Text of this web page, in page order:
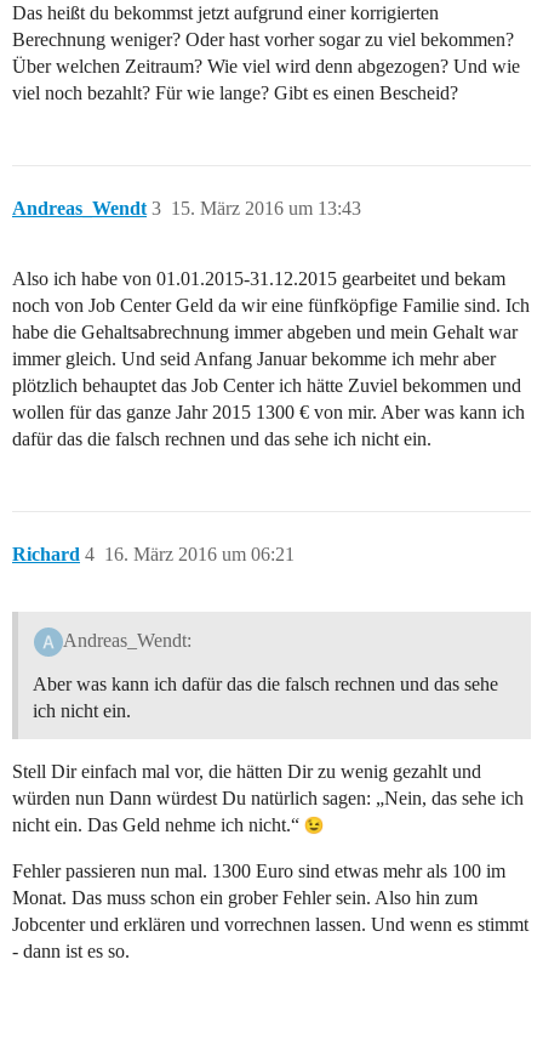
Das heißt du bekommst jetzt aufgrund einer korrigierten
Berechnung weniger? Oder hast vorher sogar zu viel bekommen?
Über welchen Zeitraum? Wie viel wird denn abgezogen? Und wie
viel noch bezahlt? Für wie lange? Gibt es einen Bescheid?
Andreas_Wendt 15. März 2016 um 13:43
3
Also ich habe von 01.01.2015-31.12.2015 gearbeitet und bekam
noch von Job Center Geld da wir eine fünfköpfige Familie sind. Ich
habe die Gehaltsabrechnung immer abgeben und mein Gehalt war
immer gleich. Und seid Anfang Januar bekomme ich mehr aber
plötzlich behauptet das Job Center ich hätte Zuviel bekommen und
wollen für das ganze Jahr 2015 1300 € von mir. Aber was kann ich
dafür das die falsch rechnen und das sehe ich nicht ein.
Richard 16. März 2016 um 06:21
4
Andreas_Wendt:
Aber was kann ich dafür das die falsch rechnen und das sehe
ich nicht ein.
Stell Dir einfach mal vor, die hätten Dir zu wenig gezahlt und
würden nun Dann würdest Du natürlich sagen: „Nein, das sehe ich
nicht ein. Das Geld nehme ich nicht.“
Fehler passieren nun mal. 1300 Euro sind etwas mehr als 100 im
Monat. Das muss schon ein grober Fehler sein. Also hin zum
Jobcenter und erklären und vorrechnen lassen. Und wenn es stimmt
- dann ist es so.